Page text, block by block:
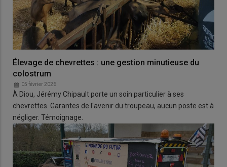
Élevage de chevrettes : une gestion minutieuse du
colostrum
05 février 2026
À Diou, Jérémy Chipault porte un soin particulier à ses
chevrettes. Garantes de l'avenir du troupeau, aucun poste est à
négliger. Témoignage.